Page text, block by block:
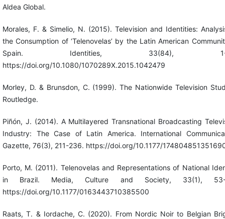
Aldea Global.
Morales, F. & Simelio, N. (2015). Television and Identities:
the Consumption of ‘Telenovelas’ by the Latin American
Spain. Identities, 33(84), 1-
https://doi.org/10.1080/1070289X.2015.1042479
Morley, D. & Brunsdon, C. (1999). The Nationwide Television
Routledge.
Piñón, J. (2014). A Multilayered Transnational Broadcasting
Industry: The Case of Latin America. International
Gazette, 76(3), 211-236. https://doi.org/10.1177/
Porto, M. (2011). Telenovelas and Representations of National
in Brazil. Media, Culture and Society, 33(1), 53-
https://doi.org/10.1177/0163443710385500
Raats, T. & Iordache, C. (2020). From Nordic Noir to Belgian